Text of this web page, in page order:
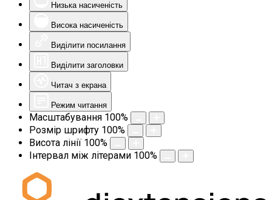
Низька насиченість
Висока насиченість
Виділити посилання
Виділити заголовки
Читач з екрана
Режим читання
Масштабування 100%
Розмір шрифту 100%
Висота лінії 100%
Інтервал між літерами 100%